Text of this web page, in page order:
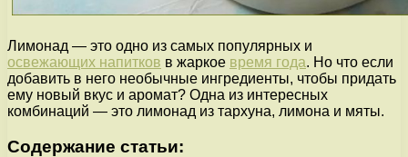
Лимонад — это одно из самых популярных и
освежающих напитков в жаркое время года. Но что если
добавить в него необычные ингредиенты, чтобы придать
ему новый вкус и аромат? Одна из интересных
комбинаций — это лимонад из тархуна, лимона и мяты.
Содержание статьи: